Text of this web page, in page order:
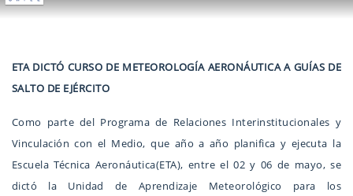
ETA DICTÓ CURSO DE METEOROLOGÍA AERONÁUTICA A GUÍAS DE
SALTO DE EJÉRCITO
Como parte del Programa de Relaciones Interinstitucionales y
Vinculación con el Medio, que año a año planifica y ejecuta la
Escuela Técnica Aeronáutica(ETA), entre el 02 y 06 de mayo, se
dictó la Unidad de Aprendizaje Meteorológico para los